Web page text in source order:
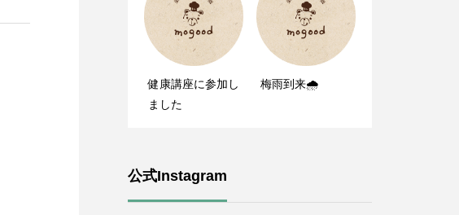
健康講座に参加し
ました
梅雨到来🌧
公式Instagram